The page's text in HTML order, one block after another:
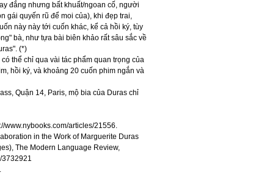
đắng nhưng bất khuất/ngoan cố, người
gái quyến rũ để moi của), khi đẹp trai,
này này tới cuốn khác, kể cả hồi ký, tùy
bà, như tựa bài biên khảo rất sâu sắc về
(*)
thể chỉ qua vài tác phẩm quan trọng của
hồi ký, và khoảng 20 cuốn phim ngắn và
Quận 14, Paris, mộ bia của Duras chỉ
www.nybooks.com/articles/21556.
in the Work of Marguerite Duras
The Modern Language Review,
3732921